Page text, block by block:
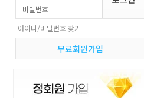
아이디/비밀번호 찾기
무료회원가입